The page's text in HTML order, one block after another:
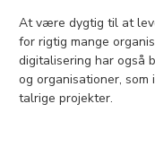
At være dygtig til at
for rigtig mange
digitalisering har også
og organisationer,
talrige projekter.